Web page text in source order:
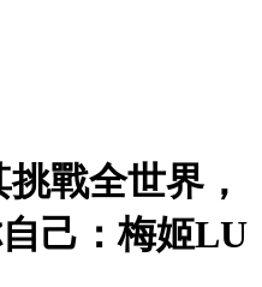
戰全世界，
己：梅姬LU